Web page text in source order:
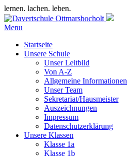
lernen. lachen. leben.
Menu
Startseite
Unsere Schule
Unser Leitbild
Von A-Z
Allgemeine Informationen
Unser Team
Sekretariat/Hausmeister
Auszeichnungen
Impressum
Datenschutzerklärung
Unsere Klassen
Klasse 1a
Klasse 1b